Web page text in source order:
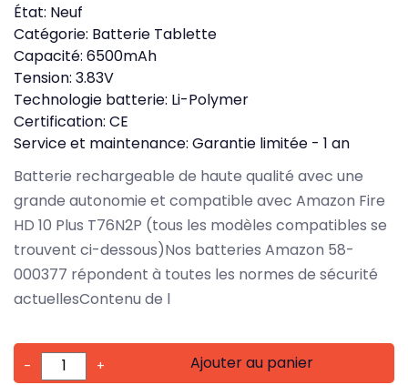
État: Neuf
Catégorie: Batterie Tablette
Capacité: 6500mAh
Tension: 3.83V
Technologie batterie: Li-Polymer
Certification: CE
Service et maintenance: Garantie limitée - 1 an
Batterie rechargeable de haute qualité avec une
grande autonomie et compatible avec Amazon Fire
HD 10 Plus T76N2P (tous les modèles compatibles se
trouvent ci-dessous)Nos batteries Amazon 58-
000377 répondent à toutes les normes de sécurité
actuellesContenu de l
- + Ajouter au panier